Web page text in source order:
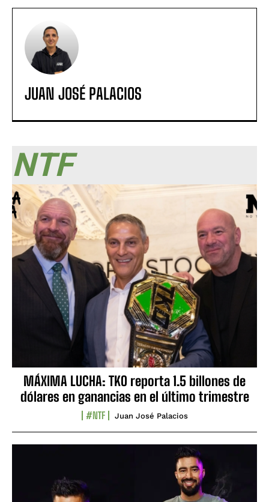
JUAN JOSÉ PALACIOS
NTF
MÁXIMA LUCHA: TKO reporta 1.5 billones de
dólares en ganancias en el último trimestre
#NTF Juan José Palacios